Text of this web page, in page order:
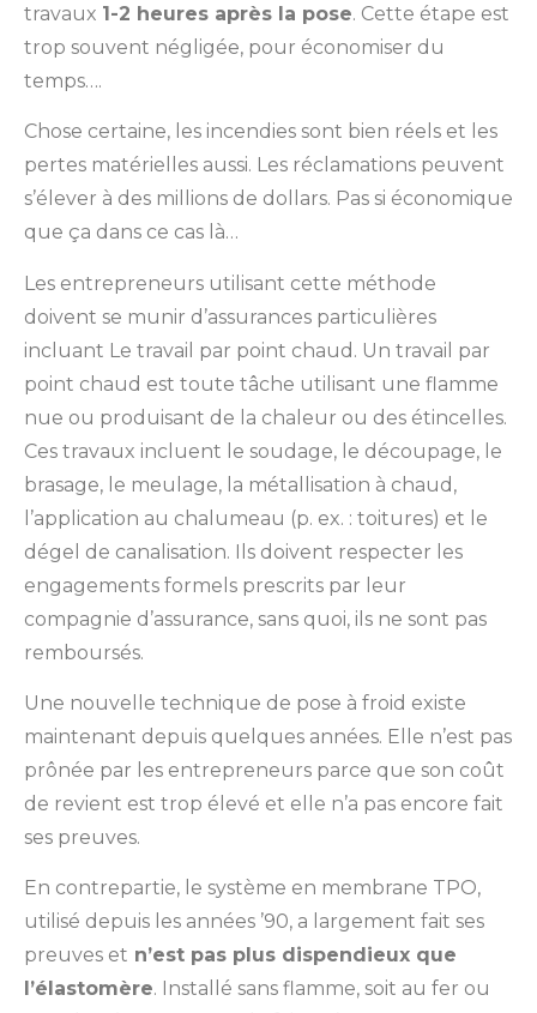
travaux 1-2 heures après la pose. Cette étape est
trop souvent négligée, pour économiser du
temps….
Chose certaine, les incendies sont bien réels et les
pertes matérielles aussi. Les réclamations peuvent
s’élever à des millions de dollars. Pas si économique
que ça dans ce cas là…
Les entrepreneurs utilisant cette méthode
doivent se munir d’assurances particulières
incluant Le travail par point chaud. Un travail par
point chaud est toute tâche utilisant une flamme
nue ou produisant de la chaleur ou des étincelles.
Ces travaux incluent le soudage, le découpage, le
brasage, le meulage, la métallisation à chaud,
l’application au chalumeau (p. ex. : toitures) et le
dégel de canalisation. Ils doivent respecter les
engagements formels prescrits par leur
compagnie d’assurance, sans quoi, ils ne sont pas
remboursés.
Une nouvelle technique de pose à froid existe
maintenant depuis quelques années. Elle n’est pas
prônée par les entrepreneurs parce que son coût
de revient est trop élevé et elle n’a pas encore fait
ses preuves.
En contrepartie, le système en membrane TPO,
utilisé depuis les années ’90, a largement fait ses
preuves et n’est pas plus dispendieux que
l’élastomère. Installé sans flamme, soit au fer ou